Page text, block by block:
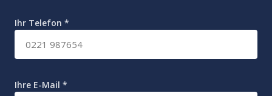
Ihr Telefon *
Ihre E-Mail *